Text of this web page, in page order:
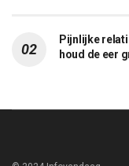
Pijnlijke
houd de eer